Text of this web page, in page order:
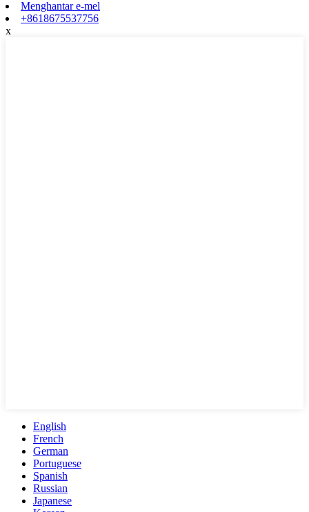
Menghantar e-mel
+8618675537756
x
English
French
German
Portuguese
Spanish
Russian
Japanese